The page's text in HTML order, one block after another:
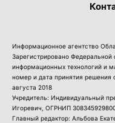
Информационное агентство
Зарегистрировано Федеральной
информационных технологий и
номер и дата принятия решения
августа 2018
Учредитель: Индивидуальный
Игоревич, ОГРНИП
Главный редактор: Альбова